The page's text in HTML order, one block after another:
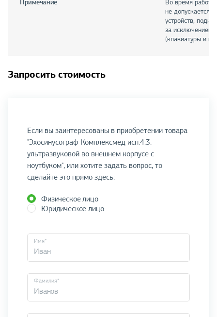
Примечание
Во время работы
не допускается
устройств,
за исключением
(клавиатуры и
Запросить стоимость
Если вы заинтересованы в приобретении товара
"Эхосинусограф Комплексмед исп.4.3.
ультразвуковой во внешнем корпусе с
ноутбуком", или хотите задать вопрос, то
сделайте это прямо здесь:
Физическое лицо
Юридическое лицо
Имя*
Фамилия*